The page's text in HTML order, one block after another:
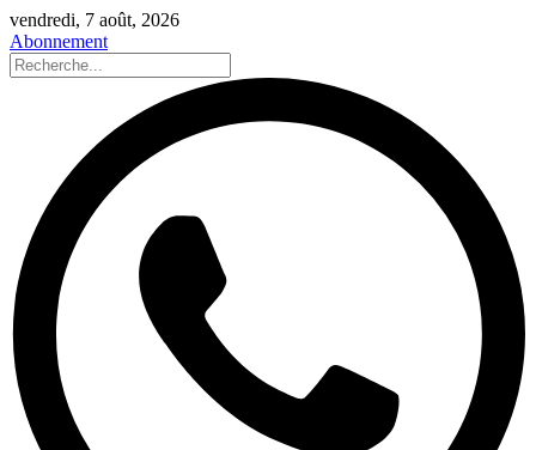
vendredi, 7 août, 2026
Abonnement